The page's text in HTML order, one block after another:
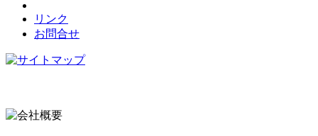
リンク
お問合せ